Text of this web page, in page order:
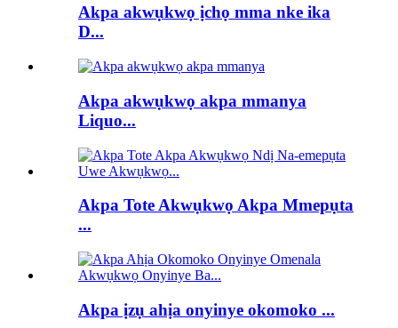
Akpa akwụkwọ ịchọ mma nke ika
D...
Akpa akwụkwọ akpa mmanya
Liquo...
Akpa Tote Akwụkwọ Akpa Mmepụta
...
Akpa ịzụ ahịa onyinye okomoko ...